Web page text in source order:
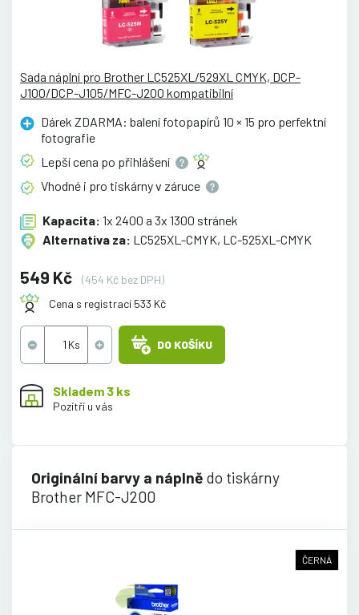
Sada náplní pro Brother LC525XL/529XL CMYK, DCP-
J100/DCP-J105/MFC-J200 kompatibilní
Dárek ZDARMA: balení fotopapírů 10 × 15 pro perfektní
fotografie
Lepší cena po přihlášení
Vhodné i pro tiskárny v záruce
Kapacita: 1x 2400 a 3x 1300 stránek
Alternativa za: LC525XL-CMYK, LC-525XL-CMYK
549 Kč
(454 Kč bez DPH)
Cena s registrací 533 Kč
DO KOŠÍKU
Skladem 3 ks
Pozítří u vás
Originální barvy a náplně do tiskárny
Brother MFC-J200
ČERNÁ